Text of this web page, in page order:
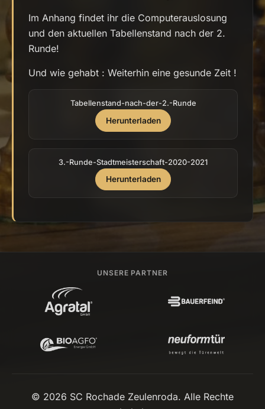
Im Anhang findet ihr die Computerauslosung
und den aktuellen Tabellenstand nach der 2.
Runde!
Und wie gehabt : Weiterhin eine gesunde Zeit !
Tabellenstand-nach-der-2.-Runde
Herunterladen
3.-Runde-Stadtmeisterschaft-2020-2021
Herunterladen
UNSERE PARTNER
© 2026 SC Rochade Zeulenroda. Alle Rechte